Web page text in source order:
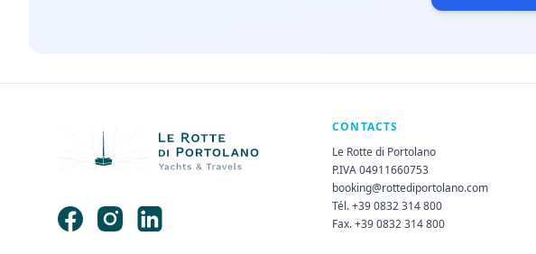
CONTACTS
Le Rotte di Portolano
P.IVA 04911660753
booking@rottediportolano.com
Tél. +39 0832 314 800
Fax. +39 0832 314 800